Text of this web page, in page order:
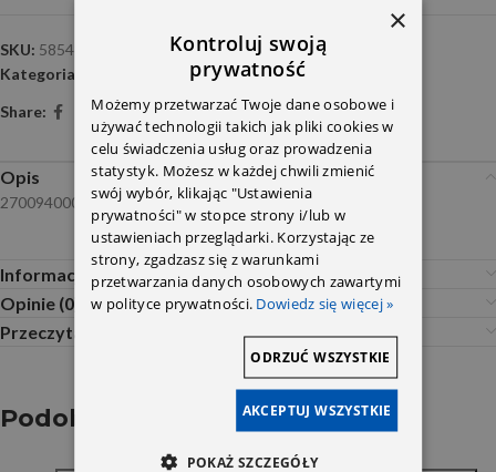
SKU: 585480
Kategoria:
Share:
Opis
2700940004 Valeo
Informacje dodatkowe
Opinie (0)
Przeczytaj Przed Zakupem
Podobne produkty
×
Kontroluj swoją
prywatność
Możemy przetwarzać Twoje dane osobowe i
używać technologii takich jak pliki cookies w
celu świadczenia usług oraz prowadzenia
statystyk. Możesz w każdej chwili zmienić
swój wybór, klikając "Ustawienia
prywatności" w stopce strony i/lub w
ustawieniach przeglądarki. Korzystając ze
strony, zgadzasz się z warunkami
przetwarzania danych osobowych zawartymi
w polityce prywatności. Dowiedz się więcej »
AKCEPTUJ WSZYSTKIE
ODRZUĆ WSZYSTKIE
POKAŻ SZCZEGÓŁY